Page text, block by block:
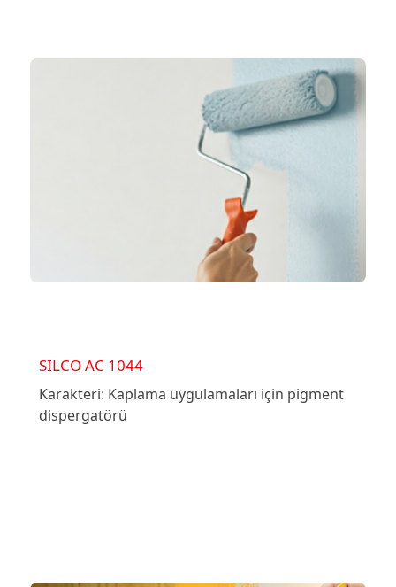
SILCO AC 1044
Karakteri: Kaplama uygulamaları için pigment
dispergatörü